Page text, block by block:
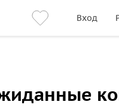
Вход